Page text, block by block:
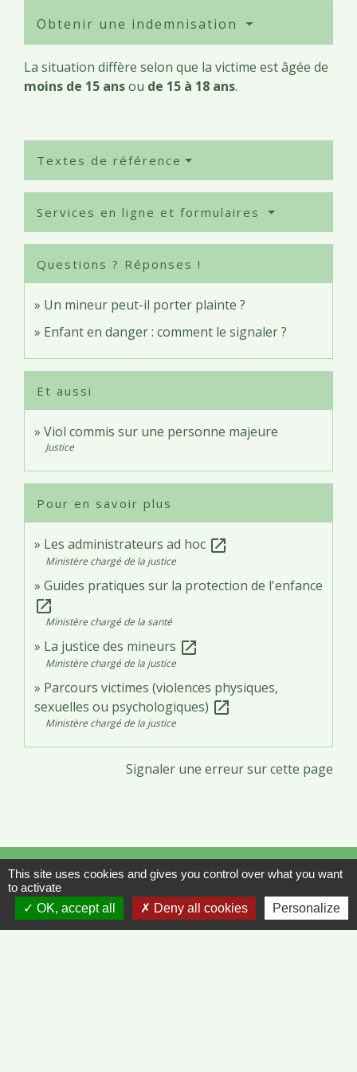
Obtenir une indemnisation
La situation diffère selon que la victime est âgée de
moins de 15 ansou de 15 à 18 ans.
Textes de référence
Services en ligne et formulaires
Questions ? Réponses !
Un mineur peut-il porter plainte ?
Enfant en danger : comment le signaler ?
Et aussi
Viol commis sur une personne majeure
Justice
Pour en savoir plus
Les administrateurs ad hoc open_in_new
Ministère chargé de la justice
Guides pratiques sur la protection de l'enfance
open_in_new
Ministère chargé de la santé
La justice des mineurs open_in_new
Ministère chargé de la justice
Parcours victimes (violences physiques,
sexuelles ou psychologiques) open_in_new
Ministère chargé de la justice
Signaler une erreur sur cette page
Contacts
Commune de Vinzelles
65, rue de la Mairie
This site uses cookies and gives you control over what you want
to activate
OK, accept all
Deny all cookies Personalize